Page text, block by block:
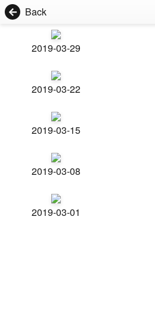
Back
2019-03-29
2019-03-22
2019-03-15
2019-03-08
2019-03-01